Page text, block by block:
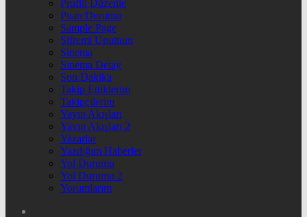
Profili Düzenle
Puan Durumu
Sample Page
Şifremi Unuttum
Sinema
Sinema Detay
Son Dakika
Takip Ettiklerim
Takipçilerim
Yayın Akışları
Yayın Akışları 2
Yazarlar
Yazdığım Haberler
Yol Durumu
Yol Durumu 2
Yorumlarım